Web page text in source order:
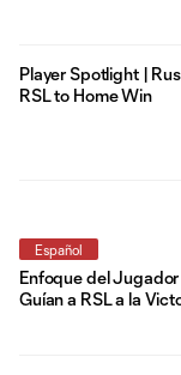
Player Spotlight |
RSL to Home Win
Español
Enfoque del Jugador
Guían a RSL a la